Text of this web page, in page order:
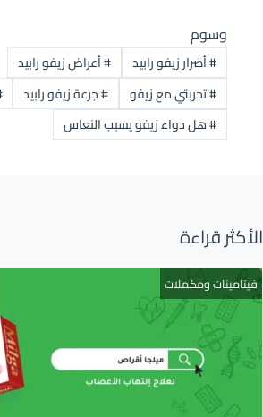
وسوم
#أضرار زيفو رابيد #أعراض زيفو رابيد
#تجربتي مع زيفو #جرعة زيفو رابيد
#هل دواء زيفو يسبب النعاس
الأكثر قراءة
فيتامينات ومكملات